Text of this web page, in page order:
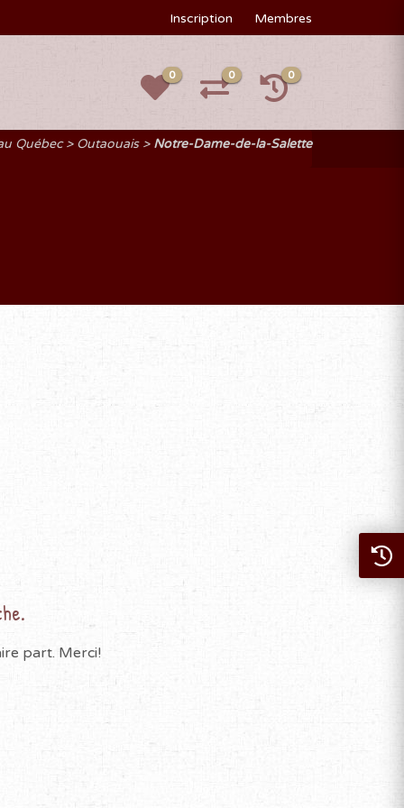
Inscription Membres
0 0 0
Québec Outaouais Notre-Dame-de-la-Salette
part. Merci!